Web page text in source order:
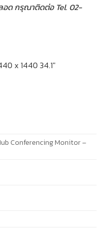
อด กรุณาติดต่อ Tel. 02-
x 1440 34.1″
Conferencing Monitor –